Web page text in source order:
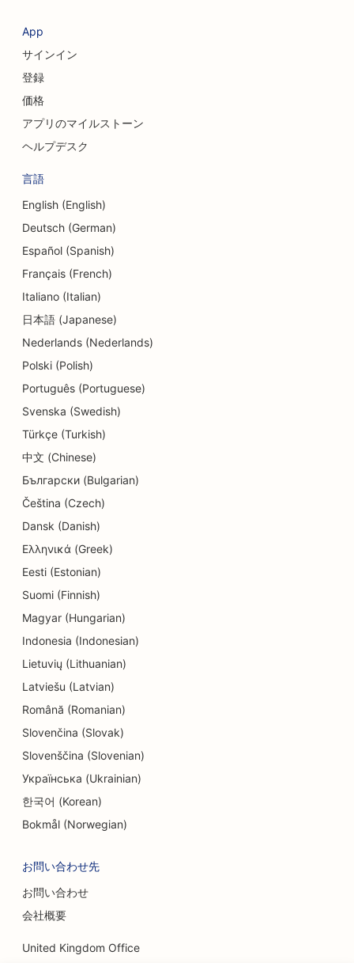
保育園向けSEO対策
借金相談サービスのSEO
歯科医院のためのSEO
デリカテッセンのSEO
ダイナー向けSEO
ディテールショップのためのSEO
ドーナツ店のためのSEO
教育・保育サービスのSEO
クリーニング店向けSEO
家電量販店のSEO
歯内療法専門医のためのSEO
SEO
エンジニアリング会社のためのSEO
エスニック・レストラン向けEO
フェイスリフト・サービスのSEO
ファミリーレストランのSEO
ファーム・トゥ・テーブル・レストランのための
ファイナンシャル・プランナーのためのSEO
金融サービス向けSEO
App
サインイン
登録
価格
アプリのマイルストーン
ヘルプデスク
言語
English (English)
Deutsch (German)
Español (Spanish)
Français (French)
Italiano (Italian)
日本語 (Japanese)
Nederlands (Nederlands)
Polski (Polish)
Português (Portuguese)
Svenska (Swedish)
Türkçe (Turkish)
中文 (Chinese)
Български (Bulgarian)
Čeština (Czech)
Dansk (Danish)
Ελληνικά (Greek)
Eesti (Estonian)
Suomi (Finnish)
Magyar (Hungarian)
Indonesia (Indonesian)
Lietuvių (Lithuanian)
Latviešu (Latvian)
Română (Romanian)
Slovenčina (Slovak)
Slovenščina (Slovenian)
Українська (Ukrainian)
한국어 (Korean)
Bokmål (Norwegian)
お問い合わせ先
お問い合わせ
会社概要
United Kingdom Office